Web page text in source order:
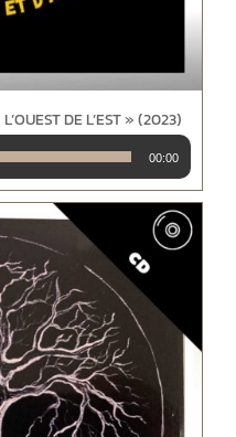
DE L’EST » (2023)
00:00